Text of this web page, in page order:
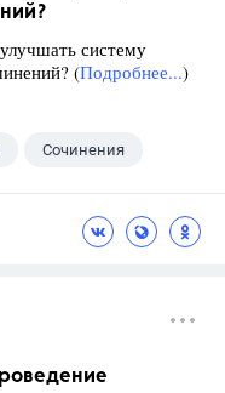
систему
(Подробнее...)
Сочинения